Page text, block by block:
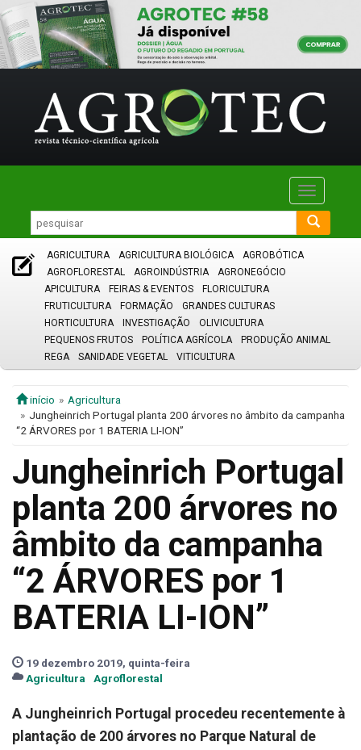
Toggle
AGRICULTURA AGRICULTURA BIOLÓGICA
AGROBÓTICA
AGROFLORESTAL
AGROINDÚSTRIA
AGRONEGÓCIO
APICULTURA
FEIRAS & EVENTOS
FLORICULTURA
FRUTICULTURA
FORMAÇÃO
GRANDES CULTURAS
HORTICULTURA
INVESTIGAÇÃO
OLIVICULTURA
PEQUENOS FRUTOS
POLÍTICA AGRÍCOLA
PRODUÇÃO ANIMAL
REGA
SANIDADE VEGETAL VITICULTURA
início
Agricultura
Jungheinrich Portugal planta 200 árvores no âmbito da campanha
“2 ÁRVORES por 1 BATERIA LI-ION”
Jungheinrich Portugal
planta 200 árvores no
âmbito da campanha
“2 ÁRVORES por 1
BATERIA LI-ION”
19 dezembro 2019, quinta-feira
Agricultura
Agroflorestal
A Jungheinrich Portugal procedeu recentemente à
plantação de 200 árvores no Parque Natural de